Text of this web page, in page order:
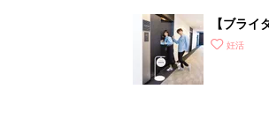
【ブラ
タートしよ
妊活